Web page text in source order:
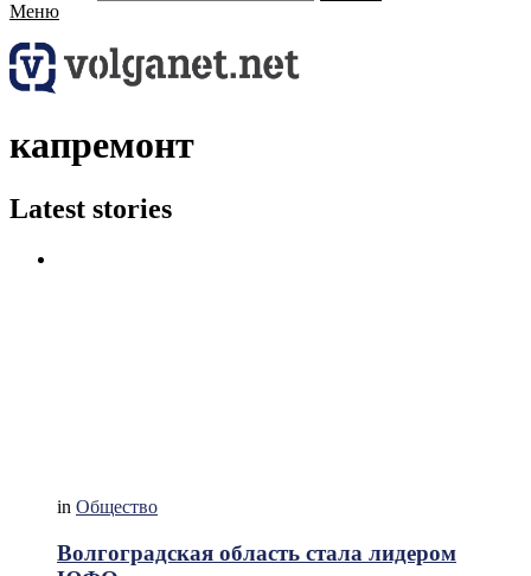
Меню
капремонт
Latest stories
in Общество
Волгоградская область стала лидером